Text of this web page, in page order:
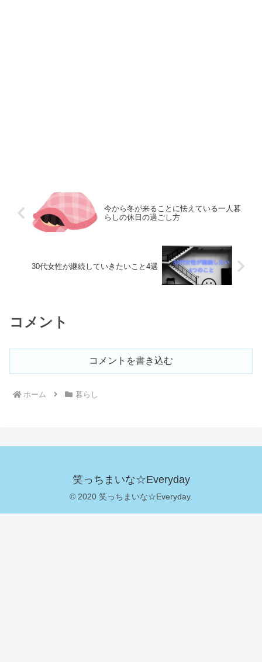
今から冬が来ることに怯えている一人暮
らしの休日の過ごし方
30代女性が継続していきたいこと4選
コメント
コメントを書き込む
ホーム 暮らし
笑っちまいな☆Everyday
© 2020 笑っちまいな☆Everyday.